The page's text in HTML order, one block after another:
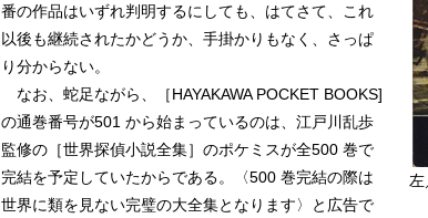
番の作品はいずれ判明するにしても、はてさて、これ
以後も継続されたかどうか、手掛かりもなく、さっぱ
り分からない。
なお、蛇足ながら、［HAYAKAWA POCKET BOOKS]
の通巻番号が501 から始まっているのは、江戸川乱歩
監修の［世界探偵小説全集］のポケミスが全500 巻で
完結を予定していたからである。〈500 巻完結の際は
世界に類を見ない完璧の大全集となります〉と広告で